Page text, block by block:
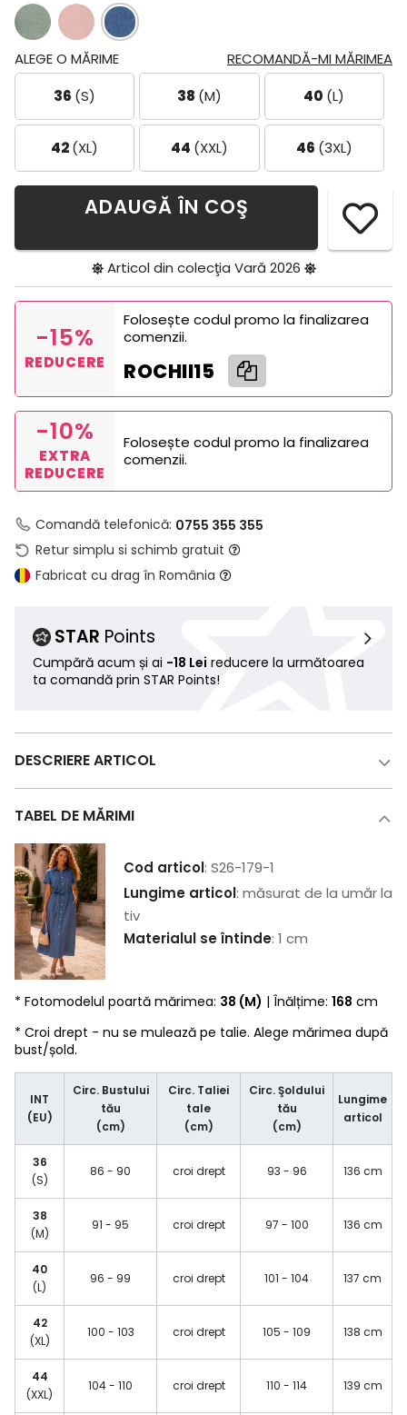
RECOMANDĂ-MI MĂRIMEA
ALEGE O MĂRIME
36 (S) 38 (M) 40 (L)
42(XL) 44 (XXL) 46 (3XL)
ADAUGĂ ÎN COŞ
Articol din colecţia Vară 2026
-15%
REDUCERE
Folosește codul promo la finalizarea
comenzii.
ROCHII15
-10%
EXTRA
REDUCERE
Folosește codul promo la finalizarea
comenzii.
Comandă telefonică: 0755 355 355
Retur simplu si schimb gratuit
Fabricat cu drag în România
STAR Points
Cumpără acum și ai -18 Lei reducere la următoarea
ta comandă prin STAR Points!
DESCRIERE ARTICOL
TABEL DE MĂRIMI
Cod articol: S26-179-1
Lungime articol: măsurat de la umăr la
tiv
Materialul se întinde: 1 cm
* Fotomodelul poartă mărimea: 38 (M) | Înălțime: 168 cm
* Croi drept - nu se mulează pe talie. Alege mărimea după
bust/șold.
INT
(EU)
Circ. Bustului
tău
(cm)
Circ. Taliei
tale
(cm)
Circ. Şoldului
tău
(cm)
Lungime
articol
36
(S)
86 - 90 croi drept 93 - 96 136 cm
38
(M)
91 - 95 croi drept 97 - 100 136 cm
40
(L)
96 - 99 croi drept 101 - 104 137 cm
42
(XL)
100 - 103 croi drept 105 - 109 138 cm
44
(XXL)
104 - 110 croi drept 110 - 114 139 cm